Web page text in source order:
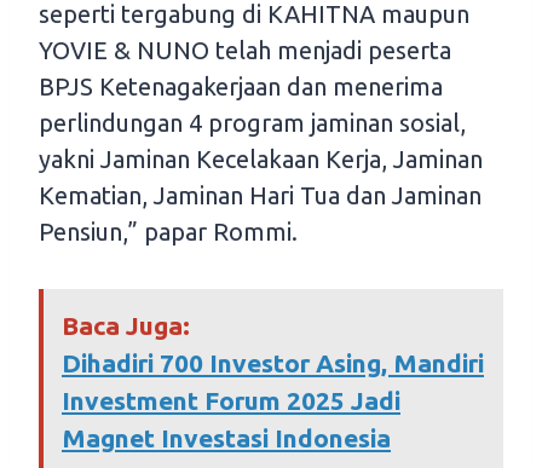
seperti tergabung di KAHITNA maupun
YOVIE & NUNO telah menjadi peserta
BPJS Ketenagakerjaan dan menerima
perlindungan 4 program jaminan sosial,
yakni Jaminan Kecelakaan Kerja, Jaminan
Kematian, Jaminan Hari Tua dan Jaminan
Pensiun,” papar Rommi.
Baca Juga:
Dihadiri 700 Investor Asing, Mandiri
Investment Forum 2025 Jadi
Magnet Investasi Indonesia